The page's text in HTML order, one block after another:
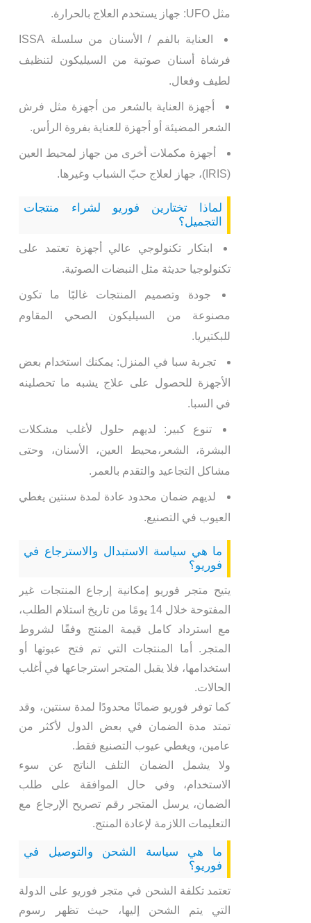
مثل UFO: جهاز يستخدم العلاج بالحرارة.
العناية بالفم / الأسنان من سلسلة ISSA
فرشاة أسنان صوتية من السيليكون لتنظيف
لطيف وفعال.
أجهزة العناية بالشعر من أجهزة مثل فرش
الشعر المضيئة أو أجهزة للعناية بفروة الرأس.
أجهزة مكملات أخرى من جهاز لمحيط العين
(IRIS)، جهاز لعلاج حبّ الشباب وغيرها.
لماذا تختارين فوريو لشراء منتجات
التجميل؟
ابتكار تكنولوجي عالي أجهزة تعتمد على
تكنولوجيا حديثة مثل النبضات الصوتية.
جودة وتصميم المنتجات غالبًا ما تكون
مصنوعة من السيليكون الصحي المقاوم
للبكتيريا.
تجربة سبا في المنزل: يمكنك استخدام بعض
الأجهزة للحصول على علاج يشبه ما تحصلينه
في السبا.
تنوع كبير: لديهم حلول لأغلب مشكلات
البشرة، الشعر،محيط العين، الأسنان، وحتى
مشاكل التجاعيد والتقدم بالعمر.
لديهم ضمان محدود عادة لمدة سنتين يغطي
العيوب في التصنيع.
ما هي سياسة الاستبدال والاسترجاع في
فوريو؟
يتيح متجر فوريو إمكانية إرجاع المنتجات غير
المفتوحة خلال 14 يومًا من تاريخ استلام الطلب،
مع استرداد كامل قيمة المنتج وفقًا لشروط
المتجر. أما المنتجات التي تم فتح عبوتها أو
استخدامها، فلا يقبل المتجر استرجاعها في أغلب
الحالات.
كما توفر فوريو ضمانًا محدودًا لمدة سنتين، وقد
تمتد مدة الضمان في بعض الدول لأكثر من
عامين، ويغطي عيوب التصنيع فقط.
ولا يشمل الضمان التلف الناتج عن سوء
الاستخدام، وفي حال الموافقة على طلب
الضمان، يرسل المتجر رقم تصريح الإرجاع مع
التعليمات اللازمة لإعادة المنتج.
ما هي سياسة الشحن والتوصيل في
فوريو؟
تعتمد تكلفة الشحن في متجر فوريو على الدولة
التي يتم الشحن إليها، حيث تظهر رسوم